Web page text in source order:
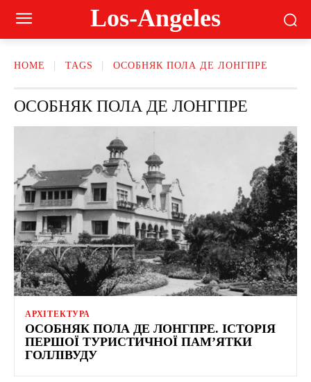
Los-Angeles
HOME TAGS ОСОБНЯК ПОЛА ДЕ ЛОНГПРЕ
ОСОБНЯК ПОЛА ДЕ ЛОНГПРЕ
АРХІТЕКТУРА
ОСОБНЯК ПОЛА ДЕ ЛОНГПРЕ. ІСТОРІЯ
ПЕРШОЇ ТУРИСТИЧНОЇ ПАМ’ЯТКИ
ГОЛЛІВУДУ